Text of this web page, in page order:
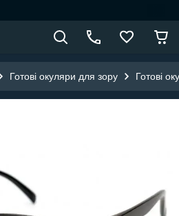
Готові окуляри для зору Готові